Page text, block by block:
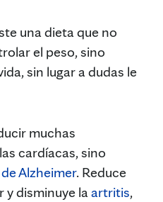
una dieta que no
el peso, sino
sin lugar a dudas le
muchas
cardíacas, sino
Alzheimer. Reduce
y disminuye laartritis,